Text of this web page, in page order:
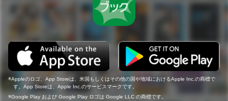
Appleのロゴ、App Storeは、米国もしくはその他の国や地域におけるApple Inc.の商標で
す。App Storeは、Apple Inc.のサービスマークです。
Google Play および Google Play ロゴは Google LLC の商標です。